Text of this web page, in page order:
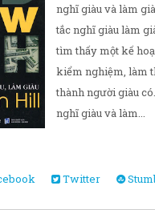
nghĩ giàu và làm
tắc nghĩ giàu làm
tìm thấy một kế
kiểm nghiệm, làm
thành người giàu
nghĩ giàu và làm...
Twitter